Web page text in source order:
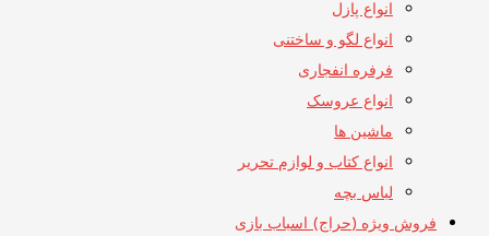
انواع پازل
انواع لگو و ساختنی
فرفره انفجاری
انواع عروسک
ماشین ها
انواع کتاب و لوازم تحریر
لباس بچه
فروش ویژه (حراج) اسباب بازی